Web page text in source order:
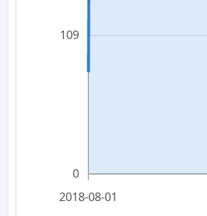
0
109
2018-08-01